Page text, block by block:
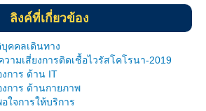
ำหรับนักศึกษาพิการ
ลิงค์ที่เกี่ยวข้อง
คคลเดินทาง
ามเสี่ยงการติดเชื้อไวรัสโคโรนา-2019
การ ด้าน IT
การ ด้านกายภาพ
ใจการให้บริการ